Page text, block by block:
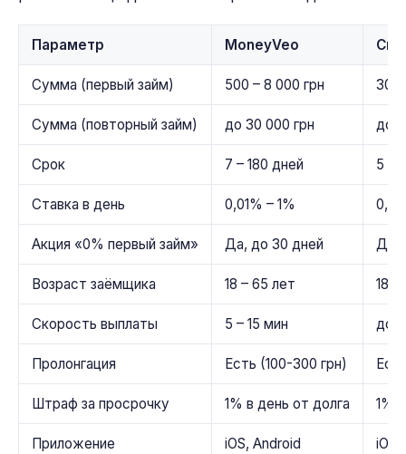
Параметр MoneyVeo
Сумма (первый займ) 500 – 8 000 грн 300
Сумма (повторный займ) до 30 000 грн до
Срок 7 – 180 дней 5 –
Ставка в день 0,01% – 1%
Акция «0% первый займ» Да, до 30 дней Да,
Возраст заёмщика 18 – 65 лет 18 –
Скорость выплаты 5 – 15 мин до
Пролонгация Есть (100-300 грн)
Штраф за просрочку 1% в день от долга 1%
Приложение iOS, Android iOS,